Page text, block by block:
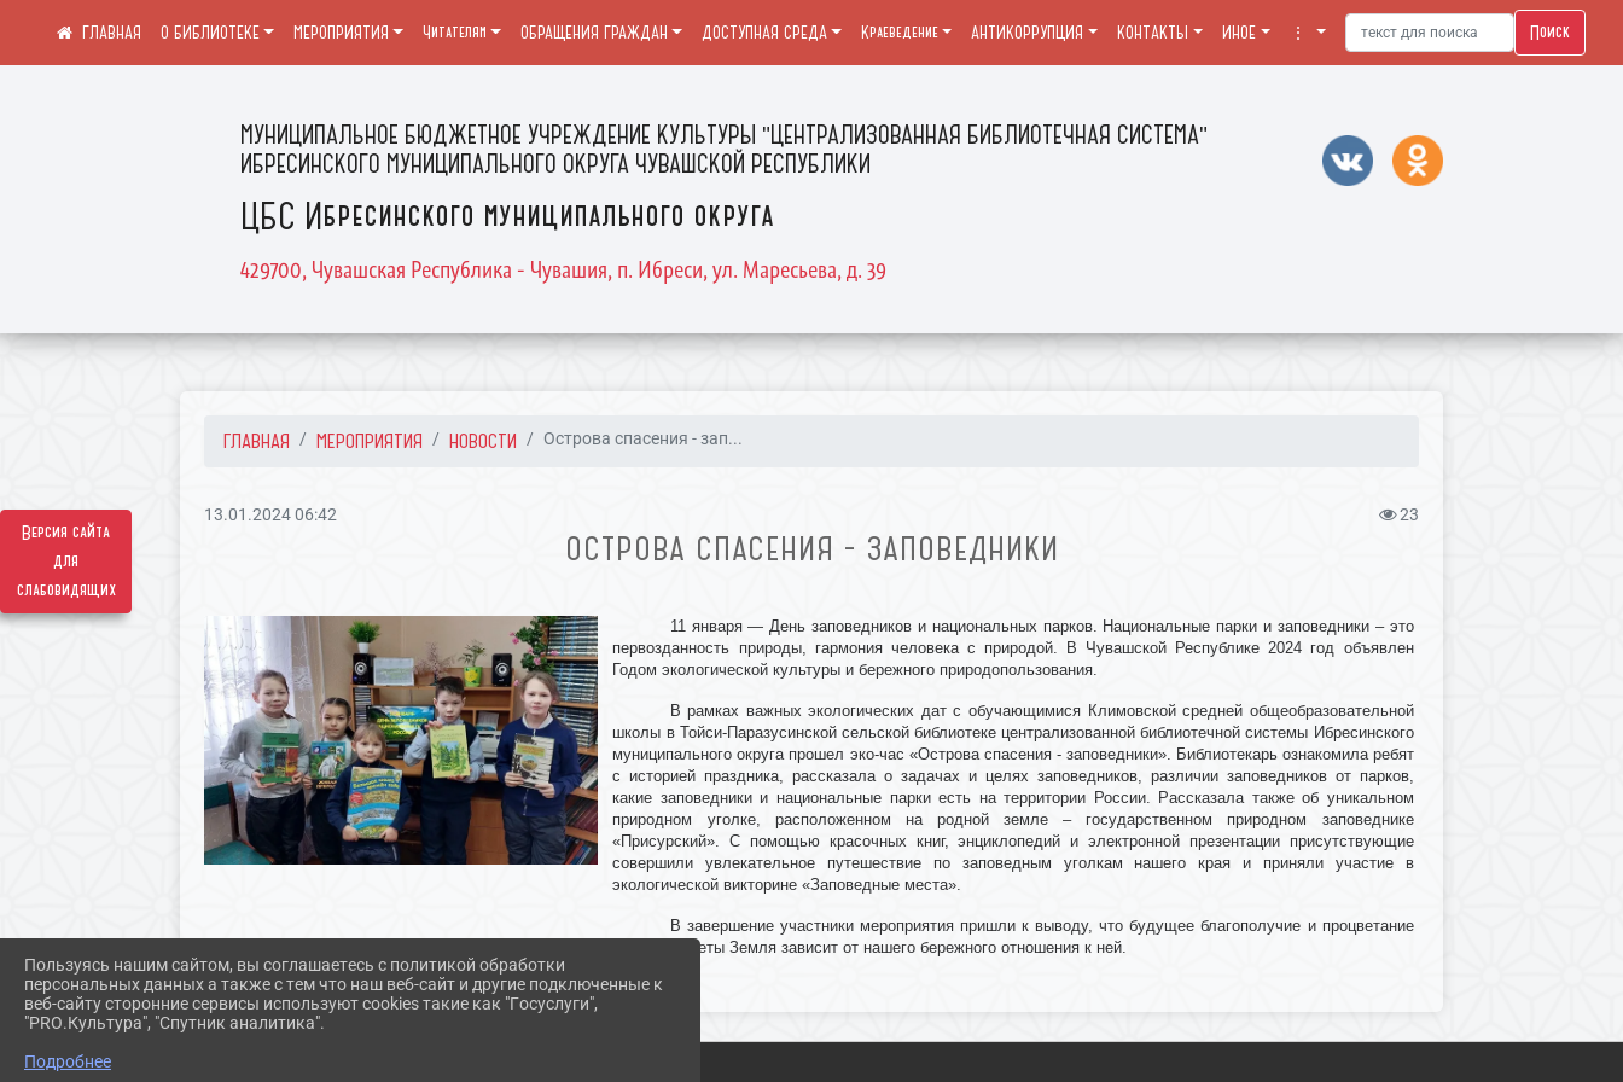
Версия сайта
для
слабовидящих
МУНИЦИПАЛЬНОЕ БЮДЖЕТНОЕ УЧРЕЖДЕНИЕ КУЛЬТУРЫ "ЦЕНТРАЛИЗОВАННАЯ БИБЛИОТЕЧНАЯ СИСТЕМА"
ИБРЕСИНСКОГО МУНИЦИПАЛЬНОГО ОКРУГА ЧУВАШСКОЙ РЕСПУБЛИКИ
ЦБС Ибресинского муниципального округа
429700, Чувашская Республика - Чувашия, п. Ибреси, ул. Маресьева, д. 39
О БИБЛИОТЕКЕ МЕРОПРИЯТИЯ Читателям ОБРАЩЕНИЯ ГРАЖДАН ДОСТУПНАЯ СРЕДА Краеведение АНТИКОРРУПЦИЯ КОНТАКТЫ ИНОЕ ⋮ Поиск
ГЛАВНАЯ МЕРОПРИЯТИЯ НОВОСТИ Острова спасения - зап...
13.01.2024 06:42 23
ОСТРОВА СПАСЕНИЯ - ЗАПОВЕДНИКИ
11 января — День заповедников и национальных парков. Национальные парки и заповедники – это
первозданность природы, гармония человека с природой. В Чувашской Республике 2024 год объявлен
Годом экологической культуры и бережного природопользования.
В рамках важных экологических дат с обучающимися Климовской средней общеобразовательной
школы в Тойси-Паразусинской сельской библиотеке централизованной библиотечной системы Ибресинского
муниципального округа прошел эко-час «Острова спасения - заповедники». Библиотекарь ознакомила ребят
с историей праздника, рассказала о задачах и целях заповедников, различии заповедников от парков,
какие заповедники и национальные парки есть на территории России. Рассказала также об уникальном
природном уголке, расположенном на родной земле – государственном природном заповеднике
«Присурский». С помощью красочных книг, энциклопедий и электронной презентации присутствующие
совершили увлекательное путешествие по заповедным уголкам нашего края и приняли участие в
экологической викторине «Заповедные места».
В завершение участники мероприятия пришли к выводу, что будущее благополучие и процветание
нашей планеты Земля зависит от нашего бережного отношения к ней.
Пользуясь нашим сайтом, вы соглашаетесь с политикой обработки
персональных данных а также с тем что наш веб-сайт и другие подключенные к
веб-сайту сторонние сервисы используют cookies такие как "Госуслуги",
"PRO.Культура", "Спутник аналитика".
Подробнее